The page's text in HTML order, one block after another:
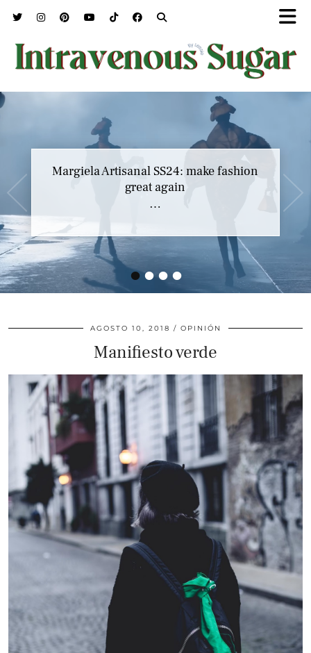
••••
Margiela Artisanal SS24: make fashion
great again
…
Marc Jacobs SS23 y el buscar confort en
nuestros héroes
…
AGOSTO 10, 2018 OPINIÓN
Manifiesto verde